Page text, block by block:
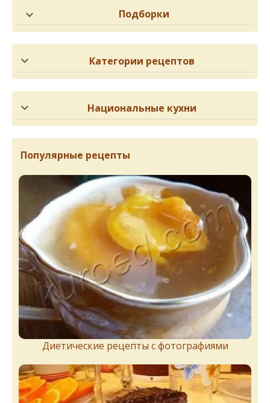
Подборки
Категории рецептов
Национальные кухни
Популярные рецепты
Диетические рецепты с фотографиями